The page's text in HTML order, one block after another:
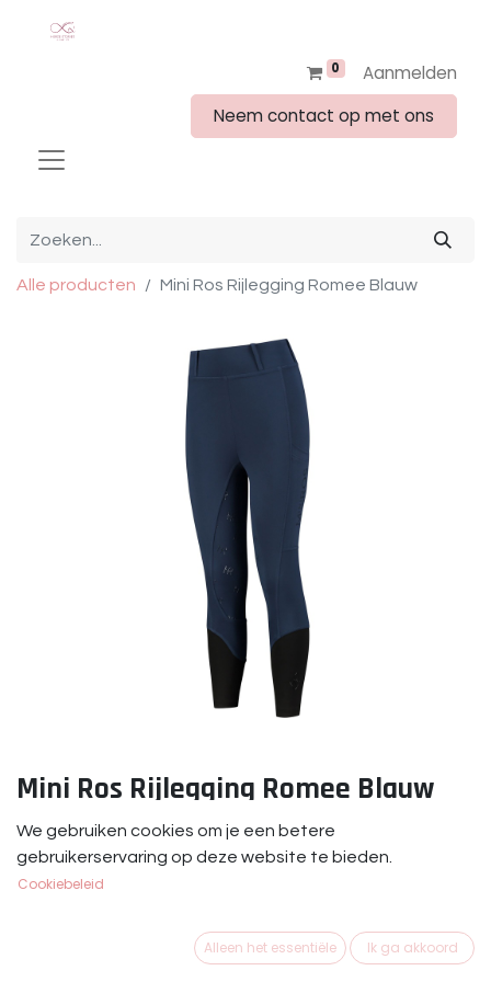
0
Aanmelden
Neem contact op met ons
Alle producten Mini Ros Rijlegging Romee Blauw
Mini Ros Rijlegging Romee Blauw
Mini Ros Rijlegging Romee Navy
€79,95
116-122 128-134 140-146
We gebruiken cookies om je een betere
gebruikerservaring op deze website te bieden.
Cookiebeleid
Alleen het essentiële Ik ga akkoord